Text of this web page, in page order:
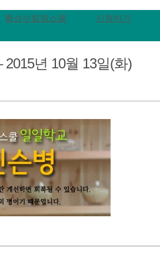
황성수힐링스쿨 신청하기
년 10월 13일(화)